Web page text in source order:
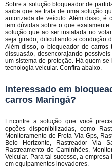
Sobre a solução bloqueador de
saiba que se trata de uma solução
autorizada de veículo. Além disso, é
tem dúvidas sobre o que
solução que ao ser instalada no
seja girado, dificultando a condução
Além disso, o bloqueador de carros
dissuasão, desencorajando
um sistema de proteção. Há quem
tecnologia veicular. Confira abaixo.
Interessado em
carros Maringá?
Encontre a solução que você
opções disponibilizadas, como
Monitoramento de Frota Via Gps,
Belo Horizonte, Rastreador Via
Rastreamento de Caminhões,
Veicular. Para tal sucesso, a
em equipamentos inovadores.